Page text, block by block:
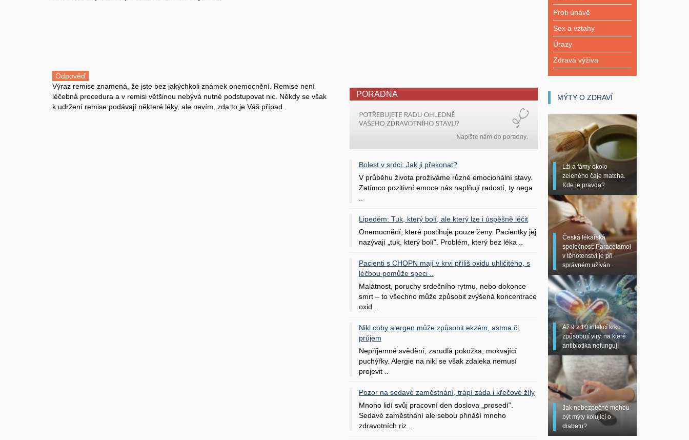
Odpověď
Výraz remise znamená, že jste bez jakýchkoli známek onemocnění. Remise není
léčebná procedura a v remisi většinou nebývá nutné podstupovat nic. Někdy se však
k udržení remise podávají některé léky, ale nevím, zda to je Váš případ.
PORADNA
Bolest v srdci: Jak ji překonat?
V průběhu života prožíváme různé emocionální stavy.
Zatímco pozitivní emoce nás naplňují radostí, ty nega
Lipedém: Tuk, který bolí, ale který lze i úspěšně léčit
Onemocnění, které postihuje pouze ženy. Pacientky jej
nazývají „tuk, který bolí“. Problém, který bez léka ..
Pacienti s CHOPN mají v krvi příliš oxidu uhličitého, s
léčbou pomůže speci ..
Malátnost, poruchy srdečního rytmu, nebo dokonce
smrt – to všechno může způsobit zvýšená koncentrace
oxid ..
Nikl coby alergen může způsobit ekzém, astma či
průjem
Nepříjemné svědění, zarudlá pokožka, mokvající
puchýřky. Alergie na nikl se však zdaleka nemusí
projevit ..
Pozor na sedavé zaměstnání, trápí záda i křečové žíly
Mnoho lidí svůj pracovní den doslova „prosedí“.
Sedavé zaměstnání ale sebou přináší mnoho
zdravotních riz ..
Proti únavě
Sex a vztahy
Úrazy
Zdravá výživa
MÝTY O ZDRAVÍ
Lži a fámy okolo
zeleného čaje matcha.
Kde je pravda?
Česká lékařská
společnost: Paracetamol
v těhotenství je při
správném užíván ..
Až 9 z 10 infekcí krku
způsobují viry, na které
antibiotika nefungují
Jak nebezpečné mohou
být mýty kolující o
diabetu?